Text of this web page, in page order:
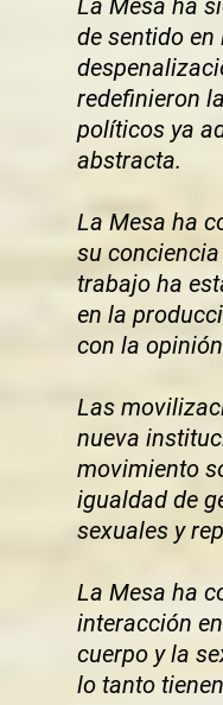
La Mesa ha
de sentido
redefinieron
políticos ya
abstracta.
La Mesa ha
su
trabajo ha
en la
con la
Las
nueva
movimiento
igualdad de
sexuales y
La Mesa ha
interacción
cuerpo y la
lo tanto